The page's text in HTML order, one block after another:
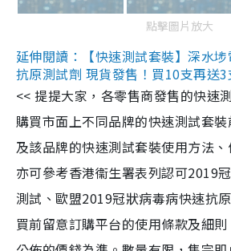
點擊圖片放大
延伸閱讀：【快速測試套裝】深水
抗原測試劑 現貨發售！買10支再送
<< 提提大家，各零售商發售的快速
購買市面上不同品牌的快速測試套
及該品牌的快速測試套裝使用方法
亦可參考香港衞生署表列認可2019
測試、歐盟2019冠狀病毒病快速抗
買前留意訂購平台的使用條款及細